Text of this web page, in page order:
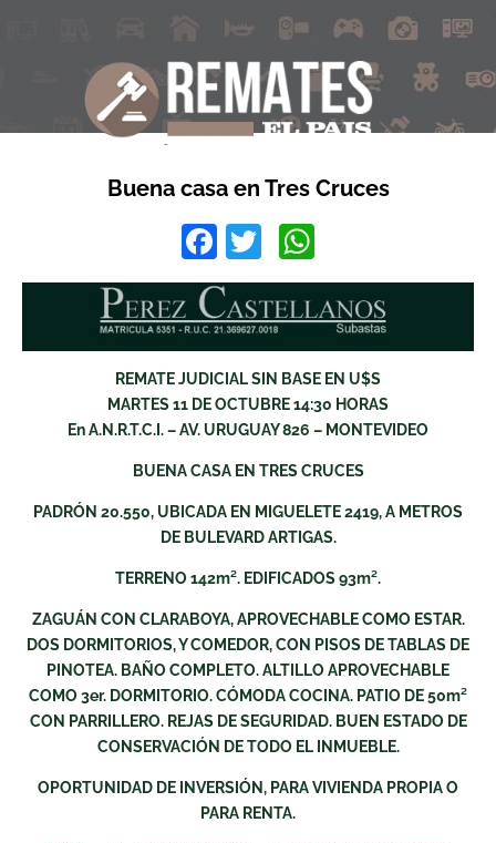
Buena casa en Tres Cruces
Facebook
Twitter
REMATE JUDICIAL SIN BASE EN U$S
MARTES 11 DE OCTUBRE 14:30 HORAS
En A.N.R.T.C.I. – AV. URUGUAY 826 – MONTEVIDEO
BUENA CASA EN TRES CRUCES
PADRÓN 20.550, UBICADA EN MIGUELETE 2419, A METROS
DE BULEVARD ARTIGAS.
TERRENO 142m². EDIFICADOS 93m².
ZAGUÁN CON CLARABOYA, APROVECHABLE COMO ESTAR.
DOS DORMITORIOS, Y COMEDOR, CON PISOS DE TABLAS DE
PINOTEA. BAÑO COMPLETO. ALTILLO APROVECHABLE
COMO 3er. DORMITORIO. CÓMODA COCINA. PATIO DE 50m²
CON PARRILLERO. REJAS DE SEGURIDAD. BUEN ESTADO DE
CONSERVACIÓN DE TODO EL INMUEBLE.
OPORTUNIDAD DE INVERSIÓN, PARA VIVIENDA PROPIA O
PARA RENTA.